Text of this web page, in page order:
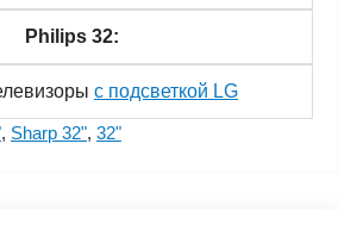
Philips 32:
с подсветкой LG
, Sharp 32", 32"